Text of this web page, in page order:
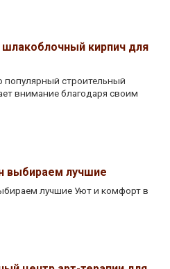
кирпич для
строительный
внимание благодаря своим
выбираем лучшие
лучшие Уют и комфорт в